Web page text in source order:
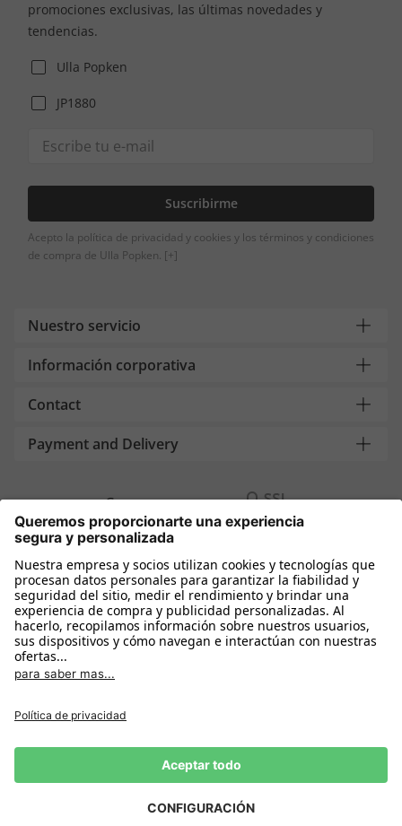
promociones exclusivas, las últimas novedades y
tendencias.
Ulla Popken
JP1880
Suscribirme
Acepto la política de privacidad y cookies y los términos y condiciones
de compra de Ulla Popken. [+]
Nuestro servicio
Información corporativa
Contact
Payment and Delivery
Compra segura con
Más tiendas online
España
Condiciones Compra
Declarar el desistimiento
Aviso Legal
Configuración de cookies